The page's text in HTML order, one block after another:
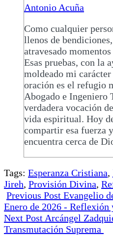
Antonio Acuña
Como cualquier
llenos de
atravesado
Esas pruebas, con la
moldeado mi
oración es el refugio
Abogado e Ingeniero
verdadera vocación
vida espiritual. Hoy
compartir esa fuerza
encuentra cerca de
Tags: Esperanza Cristiana,
Jireh, Provisión Divina,
Previous Post Evangelio
Enero de 2026 - Reflexión
Next Post Arcángel
Transmutación Suprema